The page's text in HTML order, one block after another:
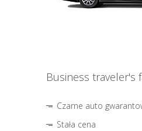
Business traveler's
Czarne auto
Stała cena